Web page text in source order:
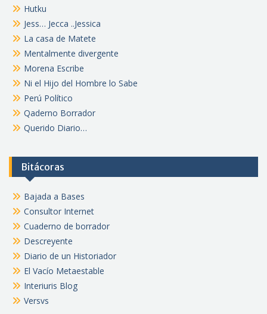
Hutku
Jess… Jecca ..Jessica
La casa de Matete
Mentalmente divergente
Morena Escribe
Ni el Hijo del Hombre lo Sabe
Perú Político
Qaderno Borrador
Querido Diario…
Bitácoras
Bajada a Bases
Consultor Internet
Cuaderno de borrador
Descreyente
Diario de un Historiador
El Vacío Metaestable
Interiuris Blog
Versvs